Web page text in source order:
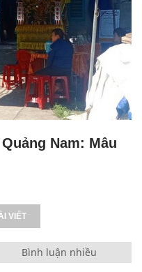
Nam: Mâu
VIẾT
Bình luận nhiều